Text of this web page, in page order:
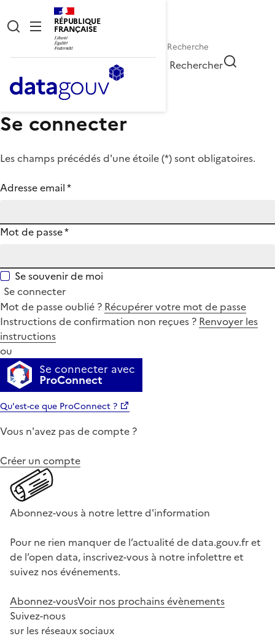
RÉPUBLIQUE
FRANÇAISE
Rechercher
Se connecter
Les champs précédés d'une étoile (*) sont obligatoires.
Adresse email*
Mot de passe*
Se souvenir de moi
Se connecter
Mot de passe oublié ? Récupérer votre mot de passe
Instructions de confirmation non reçues ? Renvoyer les
instructions
ou
Se connecter avec
ProConnect
Qu'est-ce que ProConnect ?
Vous n'avez pas de compte ?
Créer un compte
Abonnez-vous à notre lettre d'information
Pour ne rien manquer de l’actualité de data.gouv.fr et
de l’open data, inscrivez-vous à notre infolettre et
suivez nos événements.
Abonnez-vousVoir nos prochains évènements
Suivez-nous
sur les réseaux sociaux